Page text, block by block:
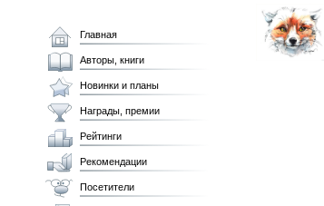
Главная
Авторы, книги
Новинки и планы
Награды, премии
Рейтинги
Рекомендации
Посетители